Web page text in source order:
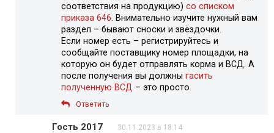
соответствия на продукцию) со списком
приказа 646 . Внимательно изучите нужный вам
раздел – бывают сноски и звёздочки.
Если номер есть – регистрируйтесь и
сообщайте поставщику номер площадки, на
которую он будет отправлять корма и ВСД. А
после получения вы должны гасить
полученную ВСД – это просто.
Ответить
Гость 2017 30.11.2023 в 18:14